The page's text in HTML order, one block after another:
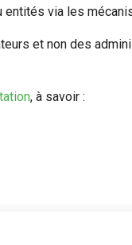
via les
et non des
, à savoir :